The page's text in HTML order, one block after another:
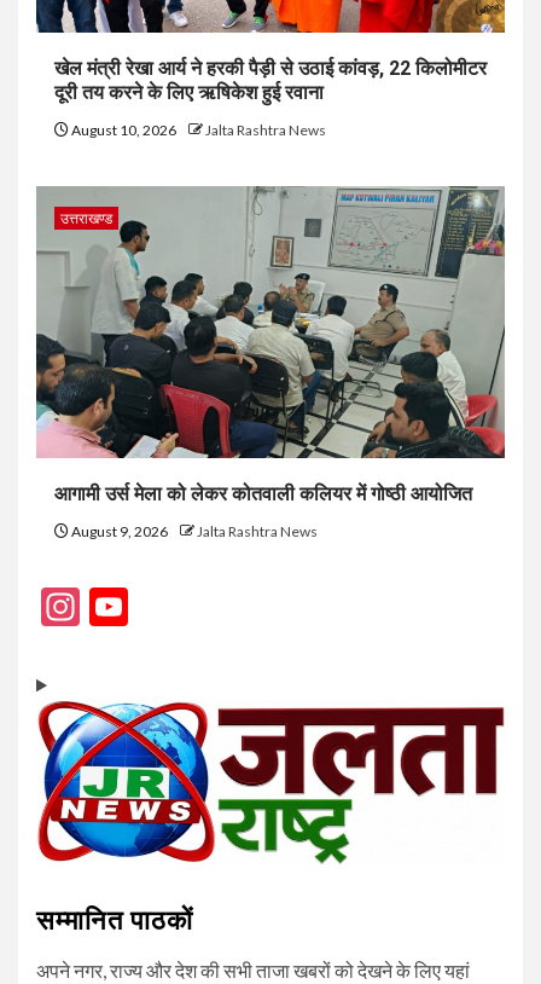
खेल मंत्री रेखा आर्य ने हरकी पैड़ी से उठाई कांवड़, 22 किलोमीटर
दूरी तय करने के लिए ऋषिकेश हुई रवाना
August 10, 2026 Jalta Rashtra News
उत्तराखण्ड
आगामी उर्स मेला को लेकर कोतवाली कलियर में गोष्ठी आयोजित
August 9, 2026 Jalta Rashtra News
Instagram
सम्मानित पाठकों
अपने नगर, राज्य और देश की सभी ताजा खबरों को देखने के लिए यहां